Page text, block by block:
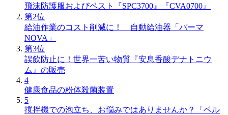
飛沫防護服およびベスト『SPC3700』『CVA0700』
第2位
給油作業のコスト削減に！ 自動給油器「パーマ
NOVA」
第3位
誤飲防止に！世界一苦い物質『安息香酸デナトニウ
ム』の販売
4
健康食品の粉体殺菌装置
5
撹拌機での泡立ち、お悩みではありませんか？「ベル